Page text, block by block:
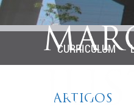
CURRICULUM
ARTIGOS